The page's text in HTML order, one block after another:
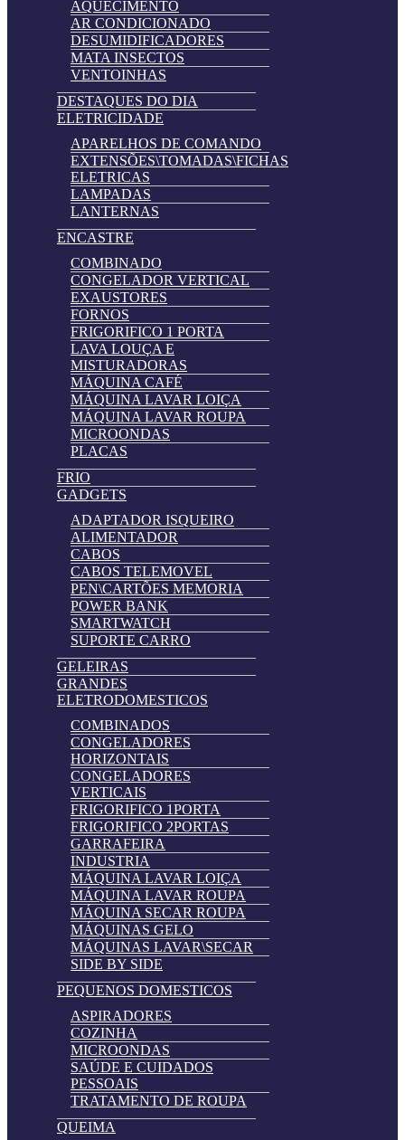
AQUECIMENTO
AR CONDICIONADO
DESUMIDIFICADORES
MATA INSECTOS
VENTOINHAS
DESTAQUES DO DIA
ELETRICIDADE
APARELHOS DE COMANDO
EXTENSÕES\TOMADAS\FICHAS
ELETRICAS
LAMPADAS
LANTERNAS
ENCASTRE
COMBINADO
CONGELADOR VERTICAL
EXAUSTORES
FORNOS
FRIGORIFICO 1 PORTA
LAVA LOUÇA E
MISTURADORAS
MÁQUINA CAFÉ
MÁQUINA LAVAR LOIÇA
MÁQUINA LAVAR ROUPA
MICROONDAS
PLACAS
FRIO
GADGETS
ADAPTADOR ISQUEIRO
ALIMENTADOR
CABOS
CABOS TELEMOVEL
PEN\CARTÕES MEMORIA
POWER BANK
SMARTWATCH
SUPORTE CARRO
GELEIRAS
GRANDES
ELETRODOMESTICOS
COMBINADOS
CONGELADORES
HORIZONTAIS
CONGELADORES
VERTICAIS
FRIGORIFICO 1PORTA
FRIGORIFICO 2PORTAS
GARRAFEIRA
INDUSTRIA
MÁQUINA LAVAR LOIÇA
MÁQUINA LAVAR ROUPA
MÁQUINA SECAR ROUPA
MÁQUINAS GELO
MÁQUINAS LAVAR\SECAR
SIDE BY SIDE
PEQUENOS DOMESTICOS
ASPIRADORES
COZINHA
MICROONDAS
SAÚDE E CUIDADOS
PESSOAIS
TRATAMENTO DE ROUPA
QUEIMA